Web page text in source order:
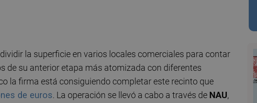
la superficie en varios locales comerciales para contar
de su anterior etapa más atomizada con diferentes
la firma está consiguiendo completar este recinto que
de euros. La operación se llevó a cabo a través de NAU,